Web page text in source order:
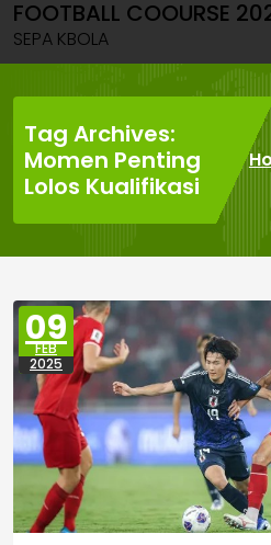
Skip
to
content
FOOTBALL COOURSE
SEPA KBOLA
Tag Archives:
Momen Penting
Lolos Kualifikasi
09
FEB
2025